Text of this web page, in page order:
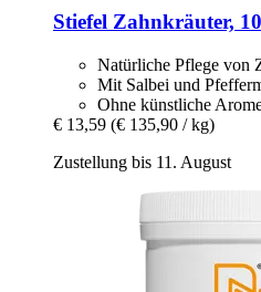
Stiefel Zahnkräuter,
Natürliche Pflege von
Mit Salbei und
Ohne künstliche
€ 13,59 (€ 135,90 / kg)
Zustellung bis 11. August